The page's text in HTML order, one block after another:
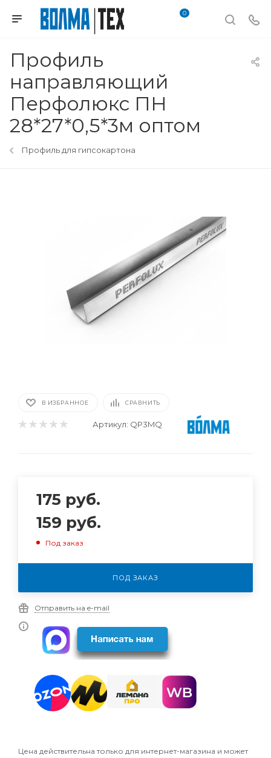
0
Профиль
направляющий
Перфолюкс ПН
28*27*0,5*3м оптом
Профиль для гипсокартона
В ИЗБРАННОЕ СРАВНИТЬ
Артикул: QP3MQ
175 руб.
159 руб.
Под заказ
ПОД ЗАКАЗ
Отправить на e-mail
Цена действительна только для интернет-магазина и может